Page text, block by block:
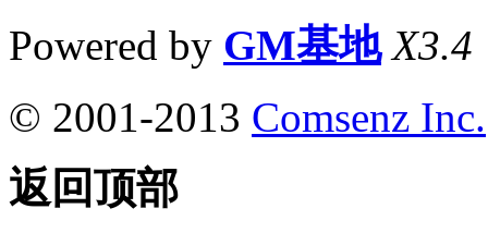
Powered by GM基地 X3.4
© 2001-2013 Comsenz Inc.
返回顶部